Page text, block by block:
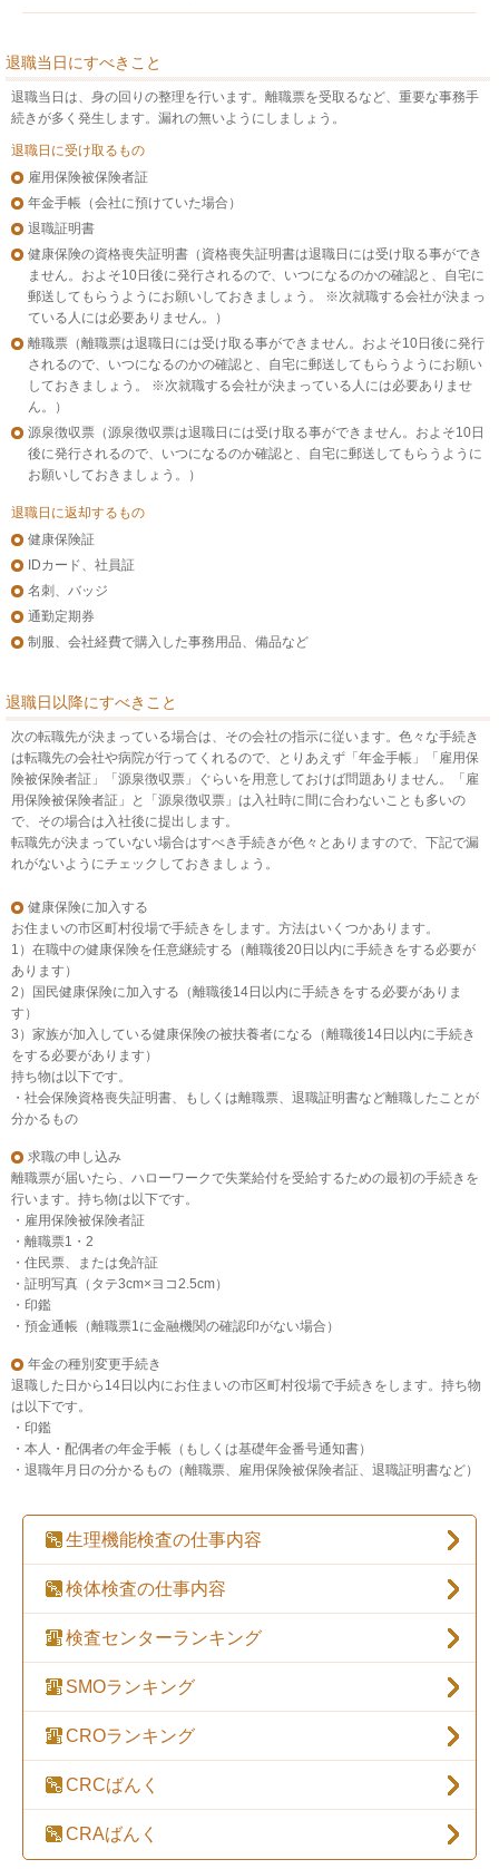
退職当日にすべきこと
退職当日は、身の回りの整理を行います。離職票を受取るなど、重要な事務手
続きが多く発生します。漏れの無いようにしましょう。
退職日に受け取るもの
雇用保険被保険者証
年金手帳（会社に預けていた場合）
退職証明書
健康保険の資格喪失証明書（資格喪失証明書は退職日には受け取る事ができ
ません。およそ10日後に発行されるので、いつになるのかの確認と、自宅に
郵送してもらうようにお願いしておきましょう。 ※次就職する会社が決まっ
ている人には必要ありません。）
離職票（離職票は退職日には受け取る事ができません。およそ10日後に発行
されるので、いつになるのかの確認と、自宅に郵送してもらうようにお願い
しておきましょう。 ※次就職する会社が決まっている人には必要ありませ
ん。）
源泉徴収票（源泉徴収票は退職日には受け取る事ができません。およそ10日
後に発行されるので、いつになるのか確認と、自宅に郵送してもらうように
お願いしておきましょう。）
退職日に返却するもの
健康保険証
IDカード、社員証
名刺、バッジ
通勤定期券
制服、会社経費で購入した事務用品、備品など
退職日以降にすべきこと
次の転職先が決まっている場合は、その会社の指示に従います。色々な手続き
は転職先の会社や病院が行ってくれるので、とりあえず「年金手帳」「雇用保
険被保険者証」「源泉徴収票」ぐらいを用意しておけば問題ありません。「雇
用保険被保険者証」と「源泉徴収票」は入社時に間に合わないことも多いの
で、その場合は入社後に提出します。
転職先が決まっていない場合はすべき手続きが色々とありますので、下記で漏
れがないようにチェックしておきましょう。
健康保険に加入する
お住まいの市区町村役場で手続きをします。方法はいくつかあります。
1）在職中の健康保険を任意継続する（離職後20日以内に手続きをする必要が
あります）
2）国民健康保険に加入する（離職後14日以内に手続きをする必要がありま
す）
3）家族が加入している健康保険の被扶養者になる（離職後14日以内に手続き
をする必要があります）
持ち物は以下です。
・社会保険資格喪失証明書、もしくは離職票、退職証明書など離職したことが
分かるもの
求職の申し込み
離職票が届いたら、ハローワークで失業給付を受給するための最初の手続きを
行います。持ち物は以下です。
・雇用保険被保険者証
・離職票1・2
・住民票、または免許証
・証明写真（タテ3cm×ヨコ2.5cm）
・印鑑
・預金通帳（離職票1に金融機関の確認印がない場合）
年金の種別変更手続き
退職した日から14日以内にお住まいの市区町村役場で手続きをします。持ち物
は以下です。
・印鑑
・本人・配偶者の年金手帳（もしくは基礎年金番号通知書）
・退職年月日の分かるもの（離職票、雇用保険被保険者証、退職証明書など）
生理機能検査の仕事内容
検体検査の仕事内容
検査センターランキング
SMOランキング
CROランキング
CRCばんく
CRAばんく